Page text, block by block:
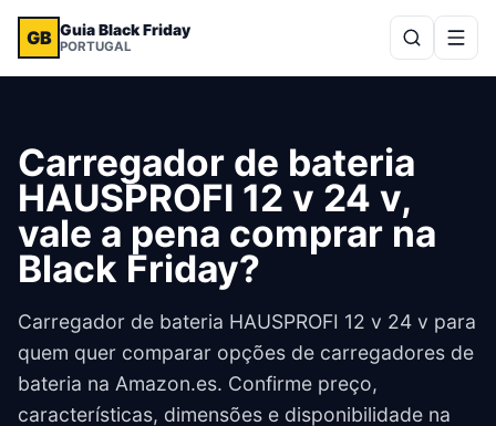
GB Guia Black Friday
PORTUGAL
Carregador de bateria
HAUSPROFI 12 v 24 v,
vale a pena comprar na
Black Friday?
Carregador de bateria HAUSPROFI 12 v 24 v para
quem quer comparar opções de carregadores de
bateria na Amazon.es. Confirme preço,
características, dimensões e disponibilidade na